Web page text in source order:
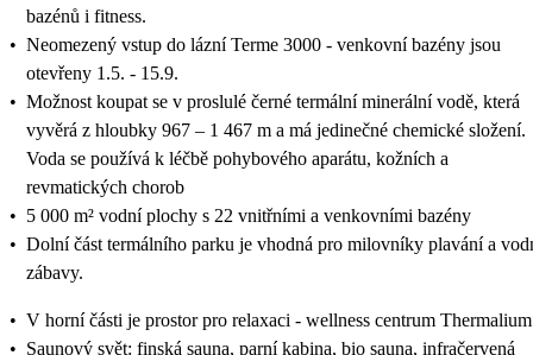
bazénů i fitness.
• Neomezený vstup do lázní Terme 3000 - venkovní bazény jsou
otevřeny 1.5. - 15.9.
• Možnost koupat se v proslulé černé termální minerální vodě, která
vyvěrá z hloubky 967 – 1 467 m a má jedinečné chemické složení.
Voda se používá k léčbě pohybového aparátu, kožních a
revmatických chorob
• 5 000 m² vodní plochy s 22 vnitřními a venkovními bazény
• Dolní část termálního parku je vhodná pro milovníky plavání a
zábavy.
• V horní části je prostor pro relaxaci - wellness centrum Thermalium
• Saunový svět: finská sauna, parní kabina, bio sauna, infračervená